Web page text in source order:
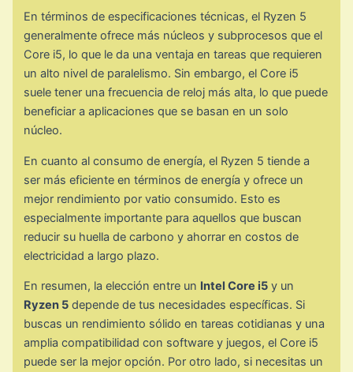
En términos de especificaciones técnicas, el Ryzen 5
generalmente ofrece más núcleos y subprocesos que el
Core i5, lo que le da una ventaja en tareas que requieren
un alto nivel de paralelismo. Sin embargo, el Core i5
suele tener una frecuencia de reloj más alta, lo que puede
beneficiar a aplicaciones que se basan en un solo
núcleo.
En cuanto al consumo de energía, el Ryzen 5 tiende a
ser más eficiente en términos de energía y ofrece un
mejor rendimiento por vatio consumido. Esto es
especialmente importante para aquellos que buscan
reducir su huella de carbono y ahorrar en costos de
electricidad a largo plazo.
En resumen, la elección entre un Intel Core i5 y un
Ryzen 5 depende de tus necesidades específicas. Si
buscas un rendimiento sólido en tareas cotidianas y una
amplia compatibilidad con software y juegos, el Core i5
puede ser la mejor opción. Por otro lado, si necesitas un